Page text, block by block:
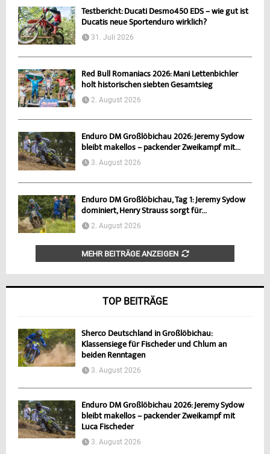
Testbericht: Ducati Desmo450 EDS – wie gut ist
Ducatis neue Sportenduro wirklich?
31. Juli 2026
Red Bull Romaniacs 2026: Mani Lettenbichler
holt historischen siebten Gesamtsieg
2. August 2026
Enduro DM Großlöbichau 2026: Jeremy Sydow
bleibt makellos – packender Zweikampf mit...
3. August 2026
Enduro DM Großlöbichau, Tag 1: Jeremy Sydow
dominiert, Henry Strauss sorgt für...
2. August 2026
MEHR BEITRÄGE ANZEIGEN
TOP BEITRÄGE
Sherco Deutschland in Großlöbichau:
Klassensiege für Fischeder und Chlum an
beiden Renntagen
3. August 2026
Enduro DM Großlöbichau 2026: Jeremy Sydow
bleibt makellos – packender Zweikampf mit
Luca Fischeder
3. August 2026